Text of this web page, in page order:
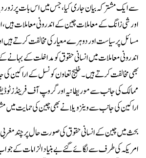
سے ایک مشترکہ بیان جاری کیا، جس میں اس بات پر زور
اور شی زانگ کے معاملات چین کے اندرونی معاملات ہیں،
مسائل پر سیاست اور دوہرے معیار کی مخالفت کرتے
اندرونی معاملات میں انسانی حقوق کو مداخلت کے بہانے
بھی مخالفت کرتے ہیں ۔خلیج تعاون کونسل کے اراکین
ممالک کی جانب سے موریطانیہ اور گروپ آف فرینڈز ٹو
اراکین کی جانب سے وینزویلا نے بھی چین کی حمایت میں
بحث میں چین کے انسانی حقوق کی صورت حال پر چند مغربی
امریکہ کی طرف سے لگائے گئے بے بنیاد الزامات کے